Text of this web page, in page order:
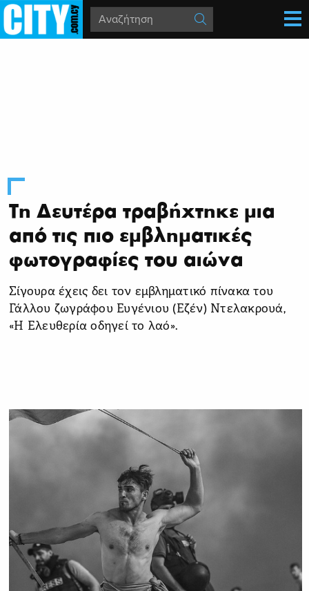
Τη Δευτέρα τραβήχτηκε μια
από τις πιο εμβληματικές
φωτογραφίες του αιώνα
Σίγουρα έχεις δει τον εμβληματικό πίνακα του
Γάλλου ζωγράφου Ευγένιου (Εζέν) Ντελακρουά,
«Η Ελευθερία οδηγεί το λαό».